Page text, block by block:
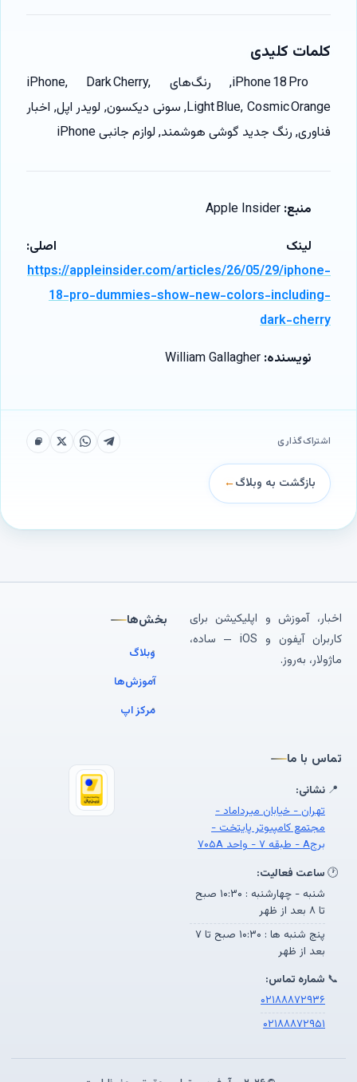
کلمات کلیدی
iPhone 18 Pro, رنگ‌های iPhone, Dark Cherry,
Light Blue, Cosmic Orange, سونی دیکسون, لویدر اپل, اخبار
فناوری, رنگ جدید گوشی هوشمند, لوازم جانبی iPhone
منبع:
لینک اصلی:
https://appleinsider.com/articles/26/05/29/iphone-
18-pro-dummies-show-new-colors-including-
dark-cherry
نویسنده:
اشتراک‌گذاری
بازگشت به وبلاگ←
اخبار، آموزش و اپلیکیشن برای
کاربران آیفون و iOS — ساده،
ماژولار، به‌روز.
بخش‌ها
وبلاگ
آموزش‌ها
مرکز اپ
تماس با ما
📍 نشانی:
تهران - خیابان میرداماد -
مجتمع کامپیوتر پایتخت -
برجA - طبقه ۷ - واحد ۷۰۵A
🕐 ساعت فعالیت:
شنبه - چهارشنبه : ۱۰:۳۰ صبح
تا ۸ بعد از ظهر
پنج شنبه ها : ۱۰:۳۰ صبح تا ۷
بعد از ظهر
📞 شماره تماس:
۰۲۱۸۸۸۷۲۹۳۶
۰۲۱۸۸۸۷۲۹۵۱